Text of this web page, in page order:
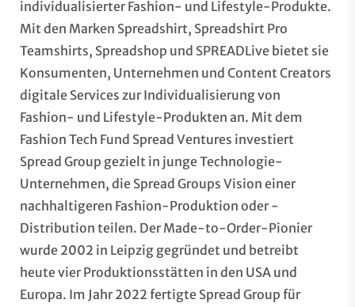
individualisierter Fashion- und Lifestyle-Produkte.
Mit den Marken Spreadshirt, Spreadshirt Pro
Teamshirts, Spreadshop und SPREADLive bietet sie
Konsumenten, Unternehmen und Content Creators
digitale Services zur Individualisierung von
Fashion- und Lifestyle-Produkten an. Mit dem
Fashion Tech Fund Spread Ventures investiert
Spread Group gezielt in junge Technologie-
Unternehmen, die Spread Groups Vision einer
nachhaltigeren Fashion-Produktion oder -
Distribution teilen. Der Made-to-Order-Pionier
wurde 2002 in Leipzig gegründet und betreibt
heute vier Produktionsstätten in den USA und
Europa. Im Jahr 2022 fertigte Spread Group für